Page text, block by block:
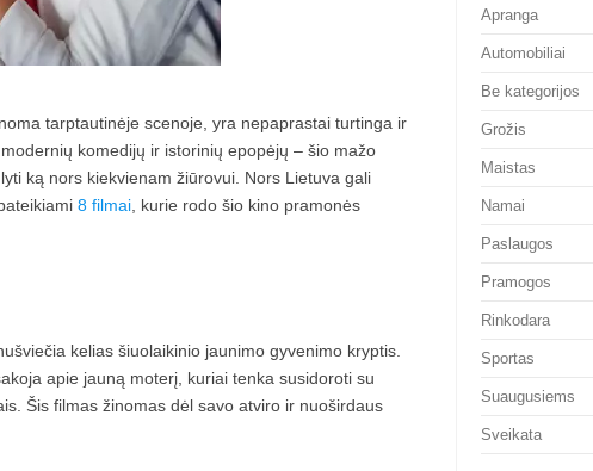
tarptautinėje scenoje, yra nepaprastai turtinga ir
komedijų ir istorinių epopėjų – šio mažo
ką nors kiekvienam žiūrovui. Nors Lietuva gali
8 filmai, kurie rodo šio kino pramonės
kelias šiuolaikinio jaunimo gyvenimo kryptis.
apie jauną moterį, kuriai tenka susidoroti su
Šis filmas žinomas dėl savo atviro ir nuoširdaus
Apranga
Automobiliai
Be kategorijos
Grožis
Maistas
Namai
Paslaugos
Pramogos
Rinkodara
Sportas
Suaugusiems
Sveikata